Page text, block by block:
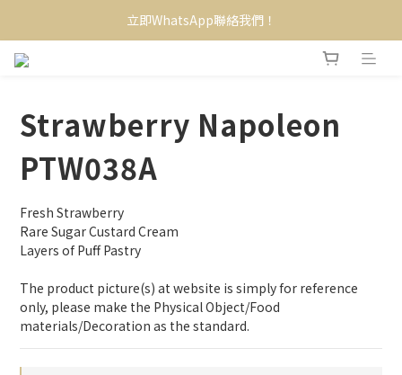
立即WhatsApp聯絡我們！
Strawberry Napoleon
PTW038A
Fresh Strawberry
Rare Sugar Custard Cream
Layers of Puff Pastry
The product picture(s) at website is simply for reference
only, please make the Physical Object/Food
materials/Decoration as the standard.